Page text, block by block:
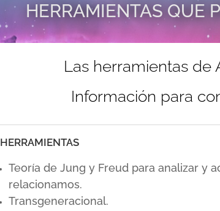
HERRAMIENTAS QUE
Las herramientas de
Información para
HERRAMIENTAS
Teoría de Jung y Freud para analizar y
relacionamos.
Transgeneracional.